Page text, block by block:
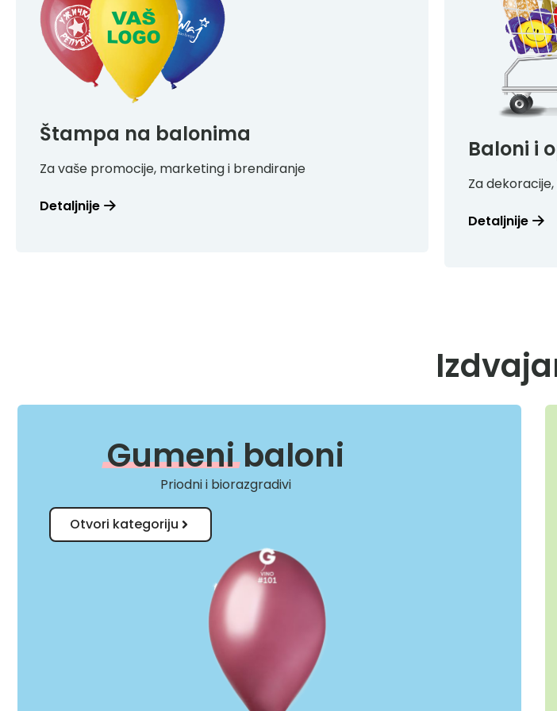
Štampa na balonima
Za vaše promocije, marketing i brendiranje
Detaljnije
Baloni i
Za
Detaljnije
Gumenibaloni
Priodni i biorazgradivi
Otvori kategoriju